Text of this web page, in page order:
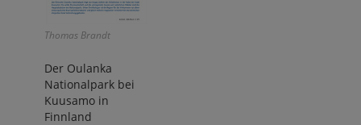
Thomas Brandt
Der Oulanka
Nationalpark bei
Kuusamo in
Finnland